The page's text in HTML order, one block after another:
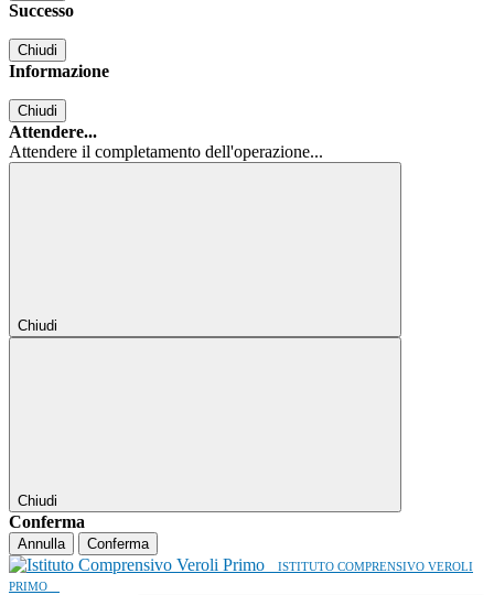
Successo
Chiudi
Informazione
Chiudi
Attendere...
Attendere il completamento dell'operazione...
Chiudi
Chiudi
Conferma
Annulla Conferma
ISTITUTO COMPRENSIVO VEROLI
PRIMO